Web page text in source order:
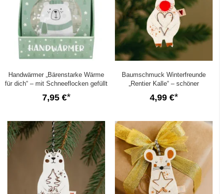
Handwärmer „Bärenstarke Wärme
für dich“ – mit Schneeflocken gefüllt
7,95 €
Baumschmuck Winterfreunde
„Rentier Kalle“ – schöner
Geschenkanhänger
4,99 €